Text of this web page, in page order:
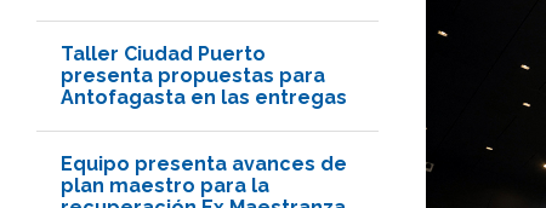
Taller Ciudad Puerto
presenta propuestas para
Antofagasta en las entregas
Equipo presenta avances de
plan maestro para la